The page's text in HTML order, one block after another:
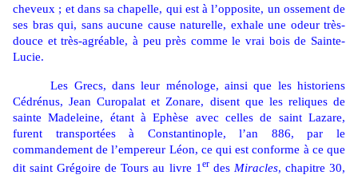
cheveux ; et dans sa chapelle, qui est à l’opposite, un ossement de
ses bras qui, sans aucune cause naturelle, exhale une odeur très-
douce et très-agréable, à peu près comme le vrai bois de Sainte-
Lucie.
Les Grecs, dans leur ménologe, ainsi que les historiens
Cédrénus, Jean Curopalat et Zonare, disent que les reliques de
sainte Madeleine, étant à Ephèse avec celles de saint Lazare,
furent transportées à Constantinople, l’an 886, par le
commandement de l’empereur Léon, ce qui est conforme à ce que
dit saint Grégoire de Tours au livre 1 erdes Miracles, chapitre 30,